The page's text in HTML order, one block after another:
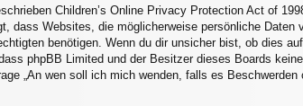
Children’s Online Privacy Protection Act of
dass Websites, die möglicherweise persönliche
benötigen. Wenn du dir unsicher bist, ob dies
phpBB Limited und der Besitzer dieses Boards
„An wen soll ich mich wenden, falls es